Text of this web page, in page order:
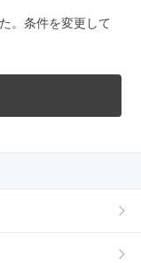
。条件を変更して